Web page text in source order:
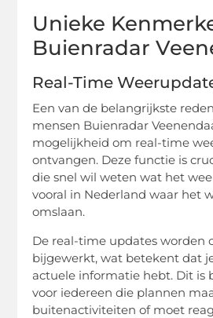
Unieke
Buienradar
Real-Time
Een van de belangrijkste
mensen Buienradar
mogelijkheid om real-time
ontvangen. Deze functie is
die snel wil weten wat het
vooral in Nederland waar het
omslaan.
De real-time updates worden
bijgewerkt, wat betekent dat
actuele informatie hebt. Dit is
voor iedereen die plannen
buitenactiviteiten of moet